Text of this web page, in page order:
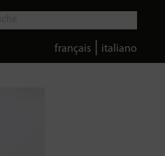
français italiano